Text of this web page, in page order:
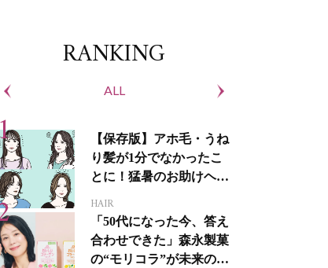
RANKING
ALL
【保存版】アホ毛・うね
り髪が1分でなかったこ
とに！猛暑のお助けヘア
HAIR
「50代になった今、答え
合わせできた」森永製菓
の“モリコラ”が未来のキ